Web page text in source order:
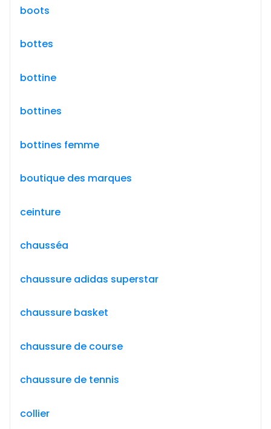
boots
bottes
bottine
bottines
bottines femme
boutique des marques
ceinture
chausséa
chaussure adidas superstar
chaussure basket
chaussure de course
chaussure de tennis
collier